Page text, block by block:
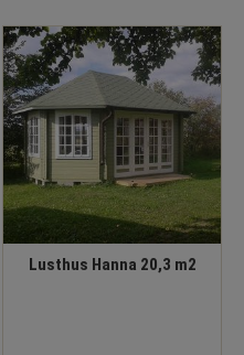
Lusthus Hanna 20,3 m2